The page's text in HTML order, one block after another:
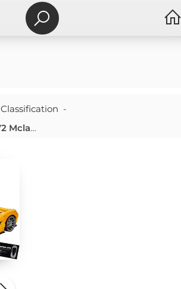
Classification -
Lego Technic 42172 Mclaren P1™